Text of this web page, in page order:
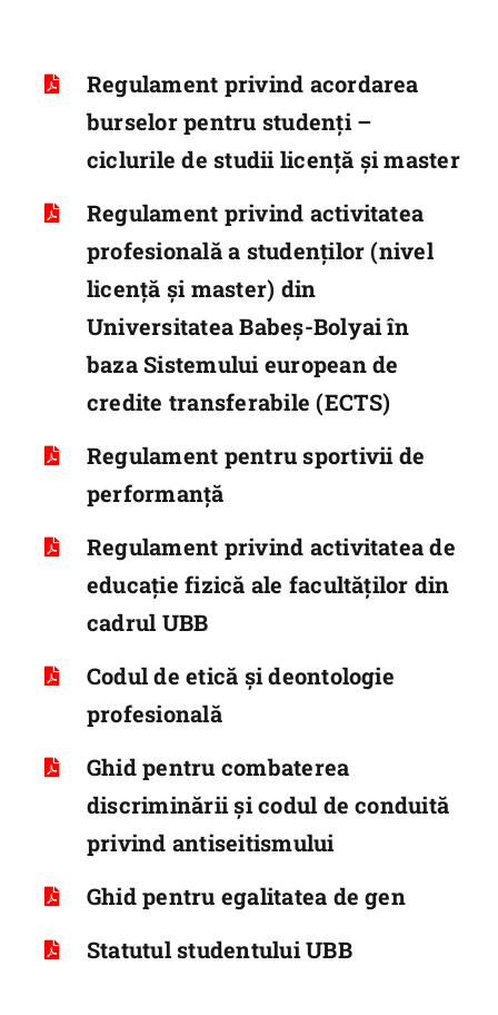
Internațional
Tur virtual
Contact
Regulament privind acordarea
burselor pentru studenți –
ciclurile de studii licență și master
Regulament privind activitatea
profesională a studenţilor (nivel
licenţă şi master) din
Universitatea Babeş-Bolyai în
baza Sistemului european de
credite transferabile (ECTS)
Regulament pentru sportivii de
performanţă
Regulament privind activitatea de
educație fizică ale facultăților din
cadrul UBB
Codul de etică și deontologie
profesională
Ghid pentru combaterea
discriminării și codul de conduită
privind antiseitismului
Ghid pentru egalitatea de gen
Statutul studentului UBB